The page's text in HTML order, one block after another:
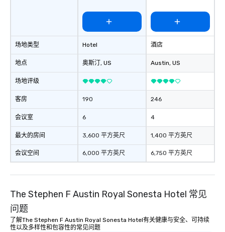
场地类型
地点
场地评级
客房
会议室
最大的房间
会议空间
Hotel
奥斯汀, US
190
6
3,600 平方英尺
6,000 平方英尺
酒店
Austin, US
246
4
1,400 平方英尺
6,750 平方英尺
The Stephen F Austin Royal Sonesta Hotel 常见
问题
了解The Stephen F Austin Royal Sonesta Hotel有关健康与安全、可持续
性以及多样性和包容性的常见问题